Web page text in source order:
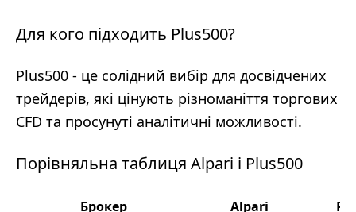
Для кого підходить Plus500?
Plus500 - це солідний вибір для досвідчених
трейдерів, які цінують різноманіття торгових
CFD та просунуті аналітичні можливості.
Порівняльна таблиця Alpari і Plus500
Брокер Alpari